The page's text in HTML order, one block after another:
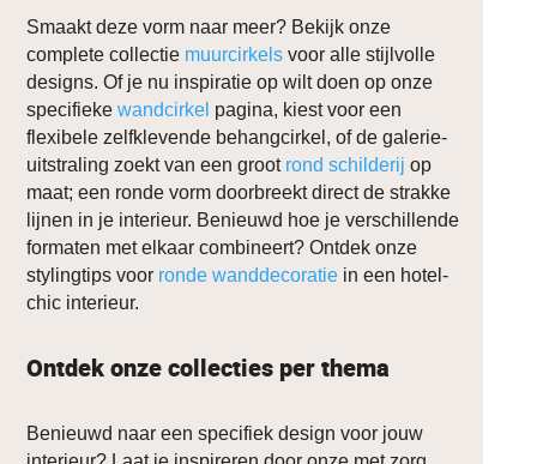
Smaakt deze vorm naar meer? Bekijk onze
complete collectie muurcirkels voor alle stijlvolle
designs. Of je nu inspiratie op wilt doen op onze
specifiekewandcirkel pagina, kiest voor een
flexibele zelfklevende behangcirkel, of de galerie-
uitstraling zoekt van een groot rond schilderij op
maat; een ronde vorm doorbreekt direct de strakke
lijnen in je interieur. Benieuwd hoe je verschillende
formaten met elkaar combineert? Ontdek onze
stylingtips voor ronde wanddecoratie in een hotel-
chic interieur.
Ontdek onze collecties per thema
Benieuwd naar een specifiek design voor jouw